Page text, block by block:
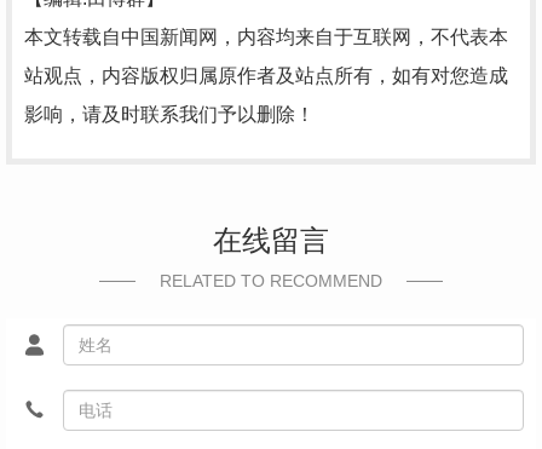
本文转载自中国新闻网，内容均来自于互联网，不代表本
站观点，内容版权归属原作者及站点所有，如有对您造成
影响，请及时联系我们予以删除！
在线留言
RELATED TO RECOMMEND